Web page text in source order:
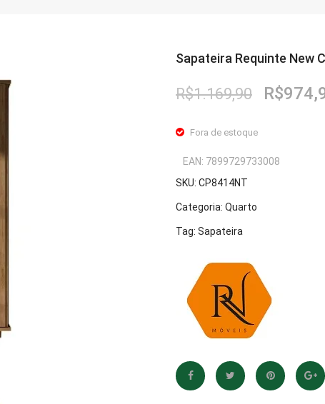
Sapateira Requinte New
R$1.169,90
O
R$
Fora de estoque
SKU: CP8414NT
Categoria: Quarto
Tag: Sapateira
EAN: 7899729733008